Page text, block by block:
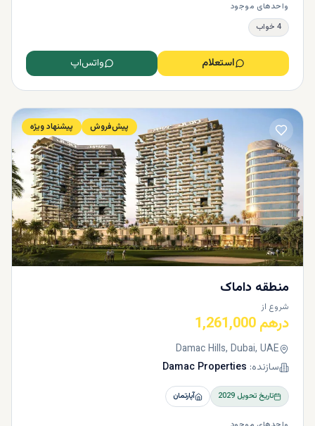
واحدهای موجود
4 خواب
استعلام واتس‌اپ
پیش‌فروش پیشنهاد ویژه
منطقه داماک
شروع از
درهم 1,261,000
Damac Hills, Dubai, UAE
سازنده: Damac Properties
تاریخ تحویل2029 آپارتمان